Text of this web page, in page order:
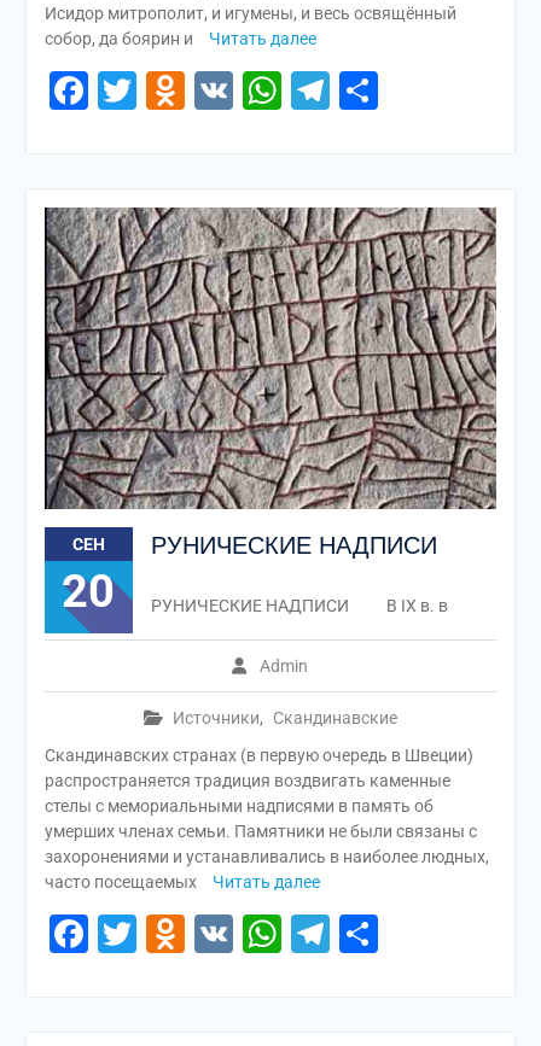
Исидор митрополит, и игумены, и весь освящённый
собор, да боярин и
Читать далее
Facebook
Twitter
Odnoklassniki
VKWhatsApp
Telegram
СЕН
20
РУНИЧЕСКИЕ НАДПИСИ
Admin
Источники, Скандинавские
РУНИЧЕСКИЕ НАДПИСИ В IX в. в
Скандинавских странах (в первую очередь в Швеции)
распространяется традиция воздвигать каменные
стелы с мемориальными надписями в память об
умерших членах семьи. Памятники не были связаны с
захоронениями и устанавливались в наиболее людных,
часто посещаемых
Читать далее
Facebook
Twitter
Odnoklassniki
VKWhatsApp
Telegram